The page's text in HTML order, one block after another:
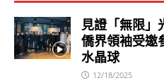
見證「無限」
僑界領袖受邀
水晶球
12/18/2025